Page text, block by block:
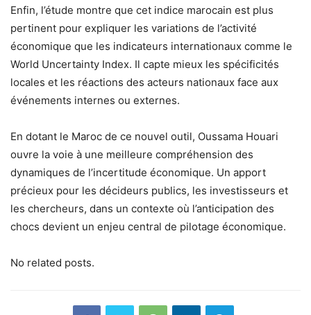
Enfin, l’étude montre que cet indice marocain est plus
pertinent pour expliquer les variations de l’activité
économique que les indicateurs internationaux comme le
World Uncertainty Index. Il capte mieux les spécificités
locales et les réactions des acteurs nationaux face aux
événements internes ou externes.
En dotant le Maroc de ce nouvel outil, Oussama Houari
ouvre la voie à une meilleure compréhension des
dynamiques de l’incertitude économique. Un apport
précieux pour les décideurs publics, les investisseurs et
les chercheurs, dans un contexte où l’anticipation des
chocs devient un enjeu central de pilotage économique.
No related posts.